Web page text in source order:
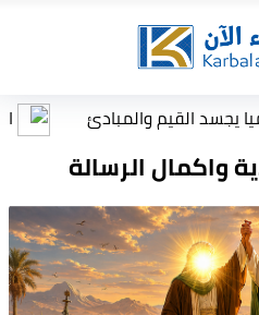
والمبادئ
واكمال الرسالة